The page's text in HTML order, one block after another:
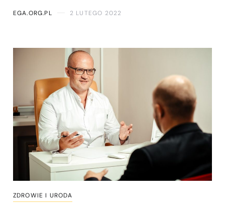
EGA.ORG.PL 2 LUTEGO 2022
ZDROWIE I URODA